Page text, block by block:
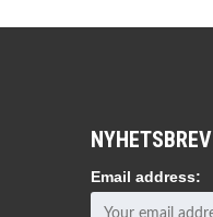
NYHETSBREV
Email address: